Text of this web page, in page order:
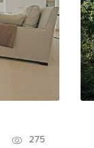
275